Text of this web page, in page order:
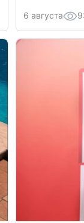
6 августа